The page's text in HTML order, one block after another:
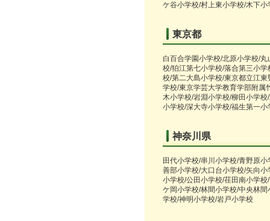
ケ谷小学校/村上東小学校/木下
東京都
白百合学園小学校/北原小学校/
校/狛江第七小学校/落合第三小
校/第二大島小学校/東京都立江
学校/東京学芸大学教育学部附属
木小学校/岩淵小学校/柳田小学
小学校/深大寺小学校/福生第一
神奈川県
田代小学校/串川小学校/青野原
善部小学校/大口台小学校/矢向
小学校/公田小学校/荏田南小学
ケ岡小学校/林間小学校/中央林
学校/神明小学校/岩戸小学校